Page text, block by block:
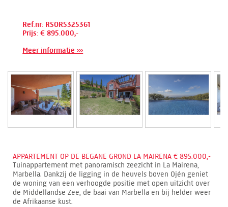
Ref.nr: RSOR5325361
Prijs: € 895.000,-
Meer informatie ›››
APPARTEMENT OP DE BEGANE GROND LA MAIRENA € 895.000,-
Tuinappartement met panoramisch zeezicht in La Mairena,
Marbella. Dankzij de ligging in de heuvels boven Ojén geniet
de woning van een verhoogde positie met open uitzicht over
de Middellandse Zee, de baai van Marbella en bij helder weer
de Afrikaanse kust.